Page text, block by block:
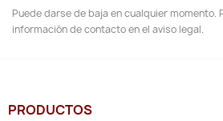
Puede darse de baja en cualquier momento.
información de contacto en el aviso legal.
PRODUCTOS